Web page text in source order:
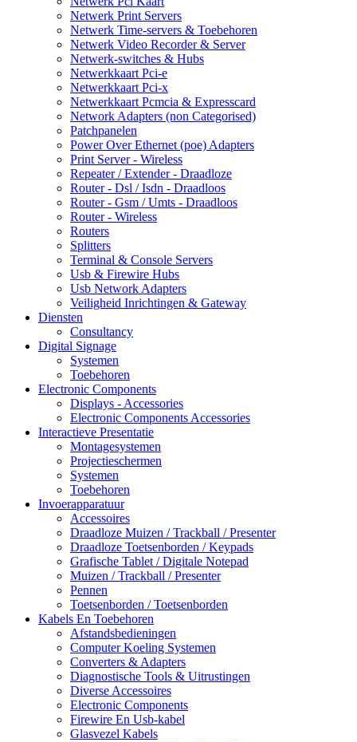
Netwerk Print Servers
Netwerk Time-servers & Toebehoren
Netwerk Video Recorder & Server
Netwerk-switches & Hubs
Netwerkkaart Pci-e
Netwerkkaart Pci-x
Netwerkkaart Pcmcia & Expresscard
Network Adapters (non Categorised)
Patchpanelen
Power Over Ethernet (poe) Adapters
Print Server - Wireless
Repeater / Extender - Draadloze
Router - Dsl / Isdn - Draadloos
Router - Gsm / Umts - Draadloos
Router - Wireless
Routers
Splitters
Terminal & Console Servers
Usb & Firewire Hubs
Usb Network Adapters
Veiligheid Inrichtingen & Gateway
Diensten
Consultancy
Digital Signage
Systemen
Toebehoren
Electronic Components
Displays - Accessories
Electronic Components Accessories
Interactieve Presentatie
Montagesystemen
Projectieschermen
Systemen
Toebehoren
Invoerapparatuur
Accessoires
Draadloze Muizen / Trackball / Presenter
Draadloze Toetsenborden / Keypads
Grafische Tablet / Digitale Notepad
Muizen / Trackball / Presenter
Pennen
Toetsenborden / Toetsenborden
Kabels En Toebehoren
Afstandsbedieningen
Computer Koeling Systemen
Converters & Adapters
Diagnostische Tools & Uitrustingen
Diverse Accessoires
Electronic Components
Firewire En Usb-kabel
Glasvezel Kabels